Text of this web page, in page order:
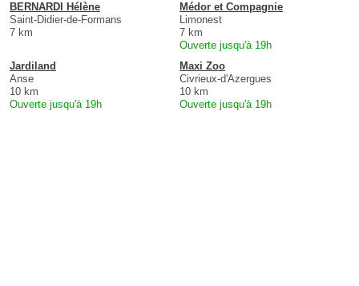
BERNARDI Hélène
Saint-Didier-de-Formans
7 km
Médor et Compagnie
Limonest
7 km
Ouverte jusqu'à 19h
Jardiland
Anse
10 km
Ouverte jusqu'à 19h
Maxi Zoo
Civrieux-d'Azergues
10 km
Ouverte jusqu'à 19h